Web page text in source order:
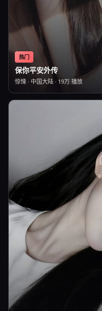
热门
保你平安外传
惊悚 · 中国大陆 · 19万 播放